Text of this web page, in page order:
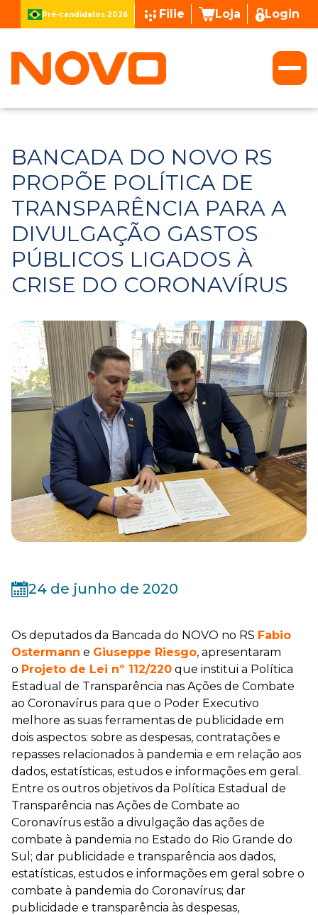
Pré-candidatos 2026 Filie Loja Login
BANCADA DO NOVO RS
PROPÕE POLÍTICA DE
TRANSPARÊNCIA PARA A
DIVULGAÇÃO GASTOS
PÚBLICOS LIGADOS À
CRISE DO CORONAVÍRUS
24 de junho de 2020
Os deputados da Bancada do NOVO no RS Fabio
Ostermann e Giuseppe Riesgo, apresentaram
o Projeto de Lei nº 112/220 que institui a Política
Estadual de Transparência nas Ações de Combate
ao Coronavírus para que o Poder Executivo
melhore as suas ferramentas de publicidade em
dois aspectos: sobre as despesas, contratações e
repasses relacionados à pandemia e em relação aos
dados, estatísticas, estudos e informações em geral.
Entre os outros objetivos da Política Estadual de
Transparência nas Ações de Combate ao
Coronavírus estão a divulgação das ações de
combate à pandemia no Estado do Rio Grande do
Sul; dar publicidade e transparência aos dados,
estatísticas, estudos e informações em geral sobre o
combate à pandemia do Coronavírus; dar
publicidade e transparência às despesas,